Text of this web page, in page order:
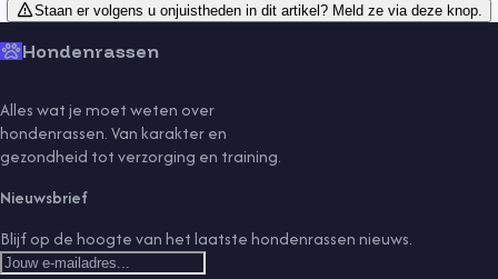
Staan er volgens u onjuistheden in dit artikel? Meld ze via deze knop.
Hondenrassen
Alles wat je moet weten over
hondenrassen. Van karakter en
gezondheid tot verzorging en training.
Nieuwsbrief
Blijf op de hoogte van het laatste hondenrassen nieuws.